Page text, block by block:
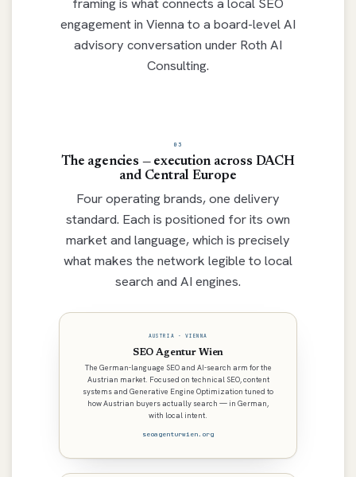
engagement in Vienna to a board-level AI
advisory conversation under Roth AI
Consulting.
03
The agencies — execution across DACH
and Central Europe
Four operating brands, one delivery
standard. Each is positioned for its own
market and language, which is precisely
what makes the network legible to local
search and AI engines.
AUSTRIA · VIENNA
SEO Agentur Wien
The German-language SEO and AI-search arm for the
Austrian market. Focused on technical SEO, content
systems and Generative Engine Optimization tuned to
how Austrian buyers actually search — in German,
with local intent.
seoagenturwien.org